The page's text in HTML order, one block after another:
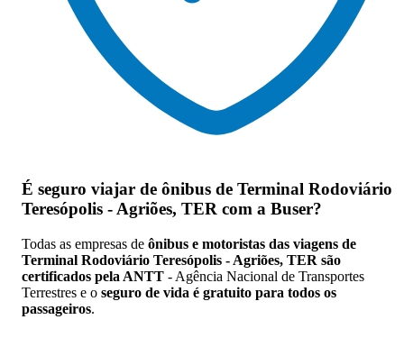
É seguro viajar de ônibus de Terminal Rodoviário
Teresópolis - Agriões, TER com a Buser?
Todas as empresas de ônibus e motoristas das viagens de
Terminal Rodoviário Teresópolis - Agriões, TER são
certificados pela ANTT - Agência Nacional de Transportes
Terrestres e o seguro de vida é gratuito para todos os
passageiros.